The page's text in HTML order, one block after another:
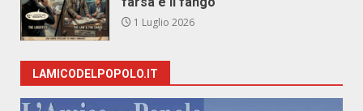
1 Luglio 2026
LAMICODELPOPOLO.IT